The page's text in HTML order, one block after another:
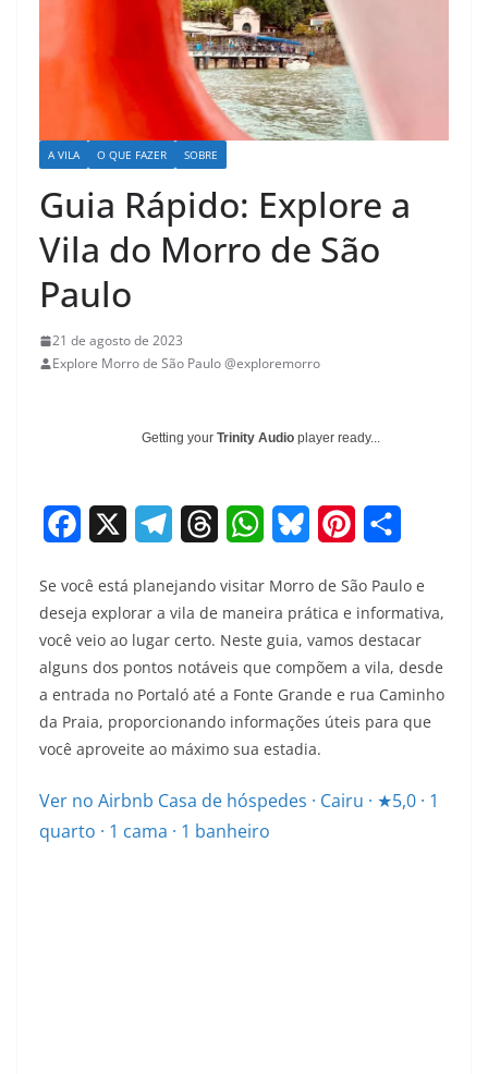
A VILA O QUE FAZER SOBRE
Guia Rápido: Explore a
Vila do Morro de São
Paulo
21 de agosto de 2023
Explore Morro de São Paulo @exploremorro
Getting your Trinity Audio player ready...
c
e
b
o
l
e
g
a
r
e
a
s
W
a
t
s
p
u
e
s
y
n
t
e
a
r
e
Se você está planejando visitar Morro de São Paulo e
deseja explorar a vila de maneira prática e informativa,
você veio ao lugar certo. Neste guia, vamos destacar
alguns dos pontos notáveis que compõem a vila, desde
a entrada no Portaló até a Fonte Grande e rua Caminho
da Praia, proporcionando informações úteis para que
você aproveite ao máximo sua estadia.
Ver no Airbnb Casa de hóspedes · Cairu · ★5,0 · 1
quarto · 1 cama · 1 banheiro